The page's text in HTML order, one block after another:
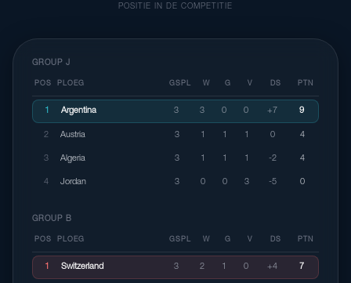
POSITIE IN DE COMPETITIE
GROUP J
POS PLOEG GSPL W G V DS PTN
1 Argentina 3 3 0 0 +7 9
2 Austria 3 1 1 1 0 4
3 Algeria 3 1 1 1 -2 4
4 Jordan 3 0 0 3 -5 0
GROUP B
POS PLOEG GSPL W G V DS PTN
1 Switzerland 3 2 1 0 +4 7